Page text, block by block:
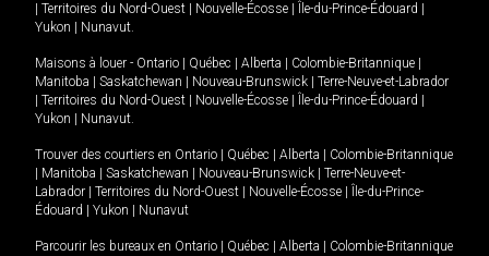
Territoires du Nord-Ouest Nouvelle-Écosse Île-du-Prince-Édouard
Yukon
Nunavut.
Maisons à louer - Ontario Québec Alberta Colombie-Britannique
Manitoba
Saskatchewan Nouveau-Brunswick
Terre-Neuve-et-Labrador
Territoires du Nord-Ouest Nouvelle-Écosse Île-du-Prince-Édouard
Yukon
Nunavut.
Trouver des courtiers en Ontario Québec Alberta
Colombie-Britannique
Manitoba Saskatchewan Nouveau-Brunswick
Terre-Neuve-et-
Labrador
Territoires du Nord-Ouest Nouvelle-Écosse
Île-du-Prince-
Édouard
Yukon Nunavut
Parcourir les bureaux en Ontario Québec Alberta
Colombie-Britannique